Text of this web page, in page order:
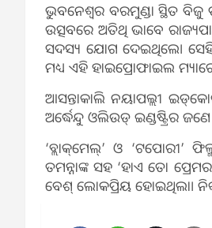
ଭୁବନେଶ୍ୱର ବରମୁଣ୍ଡା ସ୍ଥିତ ବିଜୁ
ଉତ୍ସବରେ ଅତିଥି ଭାବେ
ସଦସ୍ୟ ଯୋଗ ଦେଇଥିଲେ।
ମଧ୍ୟ ଏହି ହାଇପ୍ରୋଫାଇଲ
ଆସନ୍ତାକାଲି ନୟାପଲ୍ଲୀ
ଅର୍ଦ୍ଧେନ୍ଦୁ ଓଲିଉଡ୍‌ ଇଣ୍ଡଷ୍ଟ୍ରିର
‘ବ୍ଲାକ୍‌ମେଲ୍‌’ ଓ ‘ଟପୋରୀ’
ତମନ୍ନାଙ୍କ ସହ ‘ହାଏ ତୋ
ବେଶ୍‌ ଲୋକପ୍ରିୟ ହୋଇଥିଲା।